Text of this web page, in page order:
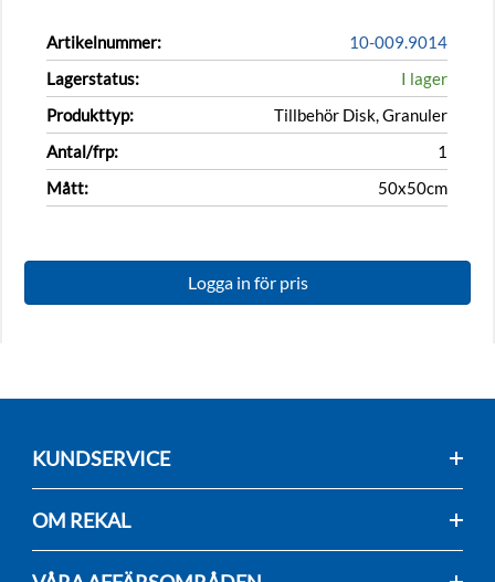
Artikelnummer:
10-009.9014
Lagerstatus:
I lager
Produkttyp:
Tillbehör Disk, Granuler
Antal/frp:
1
Mått:
50x50cm
Logga in för pris
KUNDSERVICE
OM REKAL